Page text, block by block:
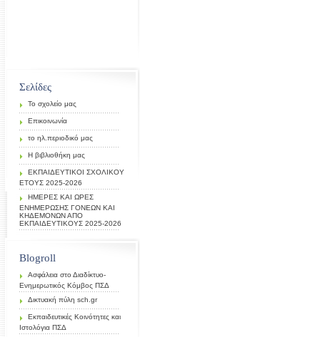
Σελίδες
Το σχολείο μας
Επικοινωνία
το ηλ.περιοδικό μας
Η βιβλιοθήκη μας
ΕΚΠΑΙΔΕΥΤΙΚΟΙ ΣΧΟΛΙΚΟΥ
ΕΤΟΥΣ 2025-2026
ΗΜΕΡΕΣ ΚΑΙ ΩΡΕΣ
ΕΝΗΜΕΡΩΣΗΣ ΓΟΝΕΩΝ ΚΑΙ
ΚΗΔΕΜΟΝΩΝ ΑΠΟ
ΕΚΠΑΙΔΕΥΤΙΚΟΥΣ 2025-2026
Blogroll
Ασφάλεια στο Διαδίκτυο-
Ενημερωτικός Κόμβος ΠΣΔ
Δικτυακή πύλη sch.gr
Εκπαιδευτικές Κοινότητες και
Ιστολόγια ΠΣΔ